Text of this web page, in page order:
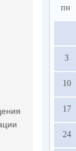
пн
3
10
17
24